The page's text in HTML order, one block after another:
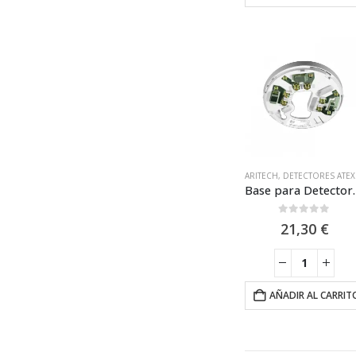
ARITECH, DETECTORES ATEX EX
Base para
21,30 €
AÑADIR AL